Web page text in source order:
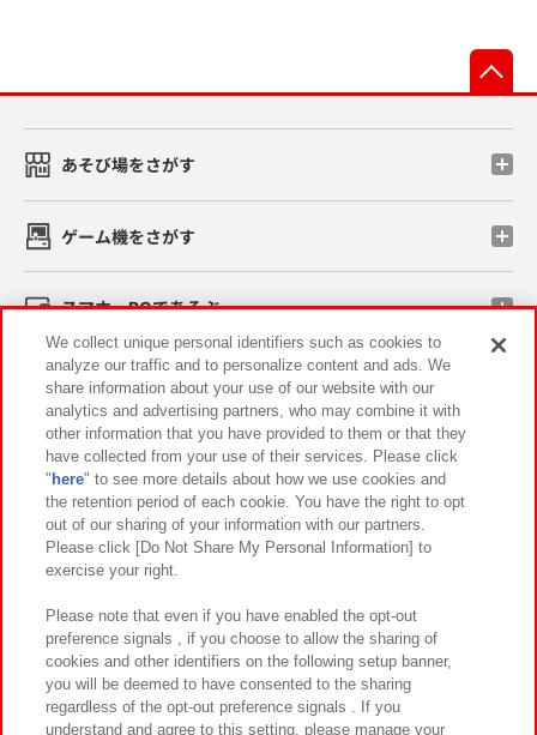
あそび場をさがす
ゲーム機をさがす
スマホ・PCであそぶ
イベント・キャンペーン
関連会社 サステナビリティ サイトポリシー
プライバシーポリシー ウェブアクセシビリティ方針と検証結果
お取引先さまとともに
カスタマーハラスメント対応方針 よくあるご質問・お問い合わせ
We collect unique personal identifiers such as cookies to
analyze our traffic and to personalize content and ads. We
share information about your use of our website with our
analytics and advertising partners, who may combine it with
other information that you have provided to them or that they
have collected from your use of their services. Please click
" here" to see more details about how we use cookies and
the retention period of each cookie. You have the right to opt
out of our sharing of your information with our partners.
Please click [Do Not Share My Personal Information] to
exercise your right.
Please note that even if you have enabled the opt-out
preference signals , if you choose to allow the sharing of
cookies and other identifiers on the following setup banner,
you will be deemed to have consented to the sharing
regardless of the opt-out preference signals . If you
understand and agree to this setting, please manage your